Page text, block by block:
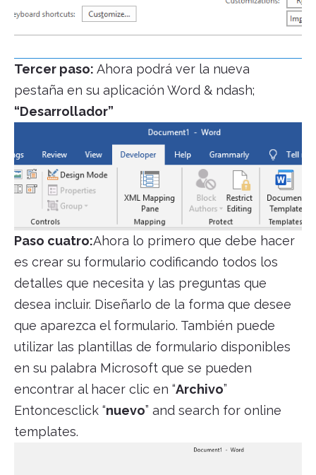
Tercer paso: Ahora podrá ver la nueva
pestaña en su aplicación Word & ndash;
“Desarrollador”
Paso cuatro:Ahora lo primero que debe hacer
es crear su formulario codificando todos los
detalles que necesita y las preguntas que
desea incluir. Diseñarlo de la forma que desee
que aparezca el formulario. También puede
utilizar las plantillas de formulario disponibles
en su palabra Microsoft que se pueden
encontrar al hacer clic en “Archivo”
Entoncesclick “nuevo” and search for online
templates.